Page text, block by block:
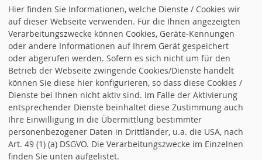
Hier finden Sie Informationen, welche Dienste / Cookies wir
auf dieser Webseite verwenden. Für die Ihnen angezeigten
Verarbeitungszwecke können Cookies, Geräte-Kennungen
oder andere Informationen auf Ihrem Gerät gespeichert
oder abgerufen werden. Sofern es sich nicht um für den
Betrieb der Webseite zwingende Cookies/Dienste handelt
können Sie diese hier konfigurieren, so dass diese Cookies /
Dienste bei Ihnen nicht aktiv sind. Im Falle der Aktivierung
entsprechender Dienste beinhaltet diese Zustimmung auch
Ihre Einwilligung in die Übermittlung bestimmter
personenbezogener Daten in Drittländer, u.a. die USA, nach
Art. 49 (1) (a) DSGVO. Die Verarbeitungszwecke im Einzelnen
finden Sie unten aufgelistet.